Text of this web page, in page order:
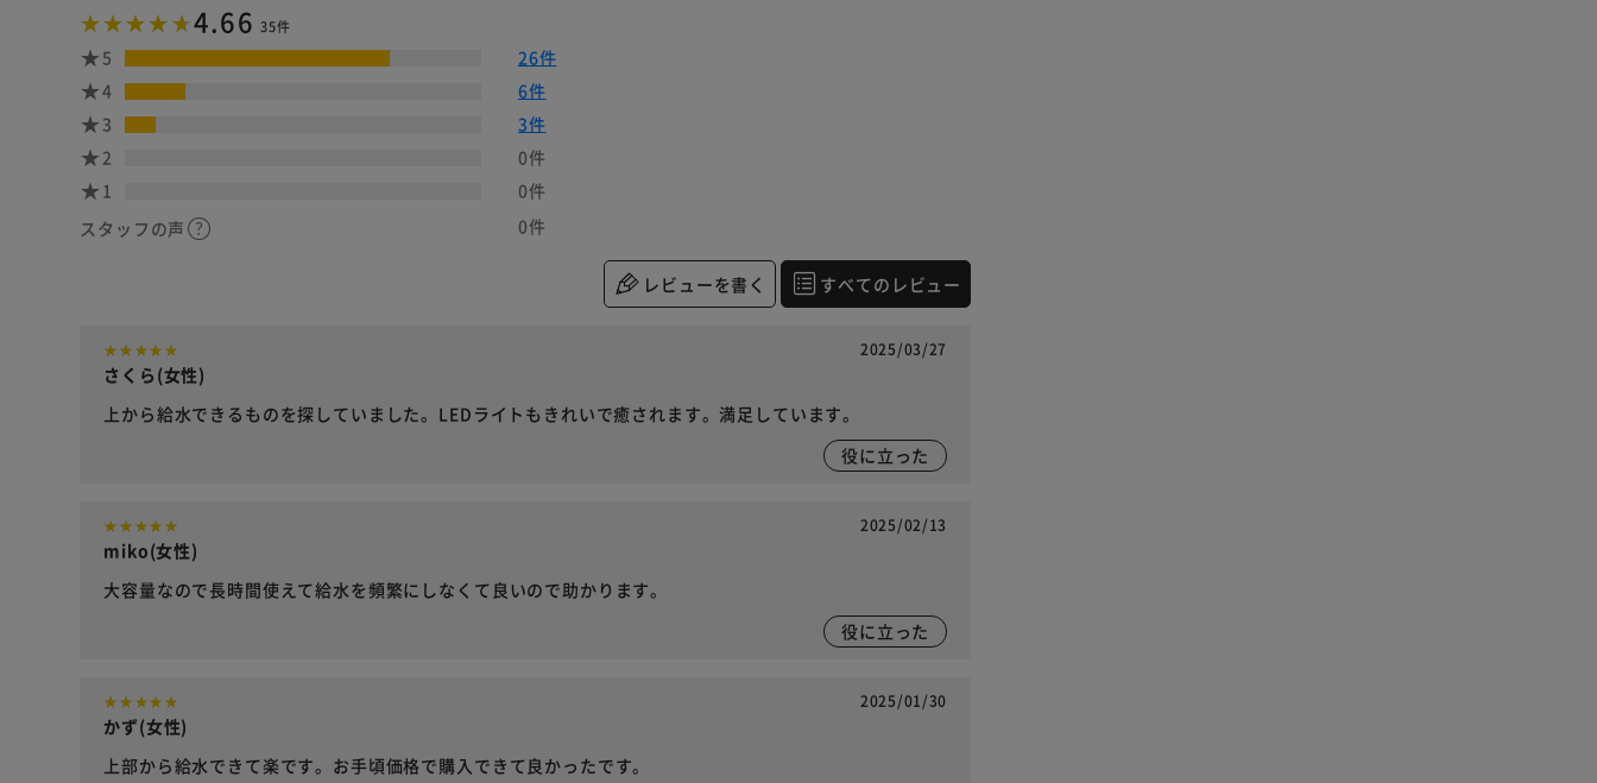
4.66 35件
5
26件
4
6件
3
3件
2
0件
1
0件
スタッフの声
0件
レビューを書く すべてのレビュー
2025/03/27
さくら(女性)
上から給水できるものを探していました。LEDライトもきれいで癒されます。満足しています。
役に立った
2025/02/13
miko(女性)
大容量なので長時間使えて給水を頻繁にしなくて良いので助かります。
役に立った
2025/01/30
かず(女性)
上部から給水できて楽です。お手頃価格で購入できて良かったです。